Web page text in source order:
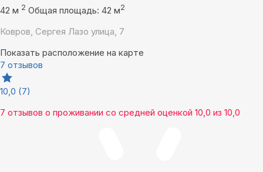
42 м 2 Общая площадь: 42 м2
Ковров, Сергея Лазо улица, 7
Показать расположение на карте
7 отзывов
10,0 (7)
7 отзывов о проживании со средней оценкой 10,0 из 10,0